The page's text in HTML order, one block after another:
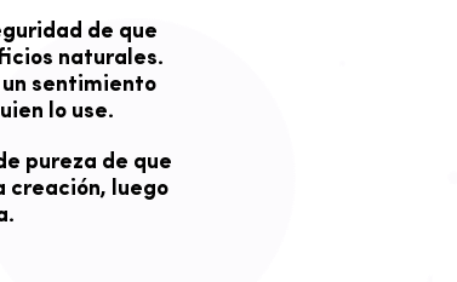
de que
naturales.
sentimiento
lo use.
pureza de que
creación, luego